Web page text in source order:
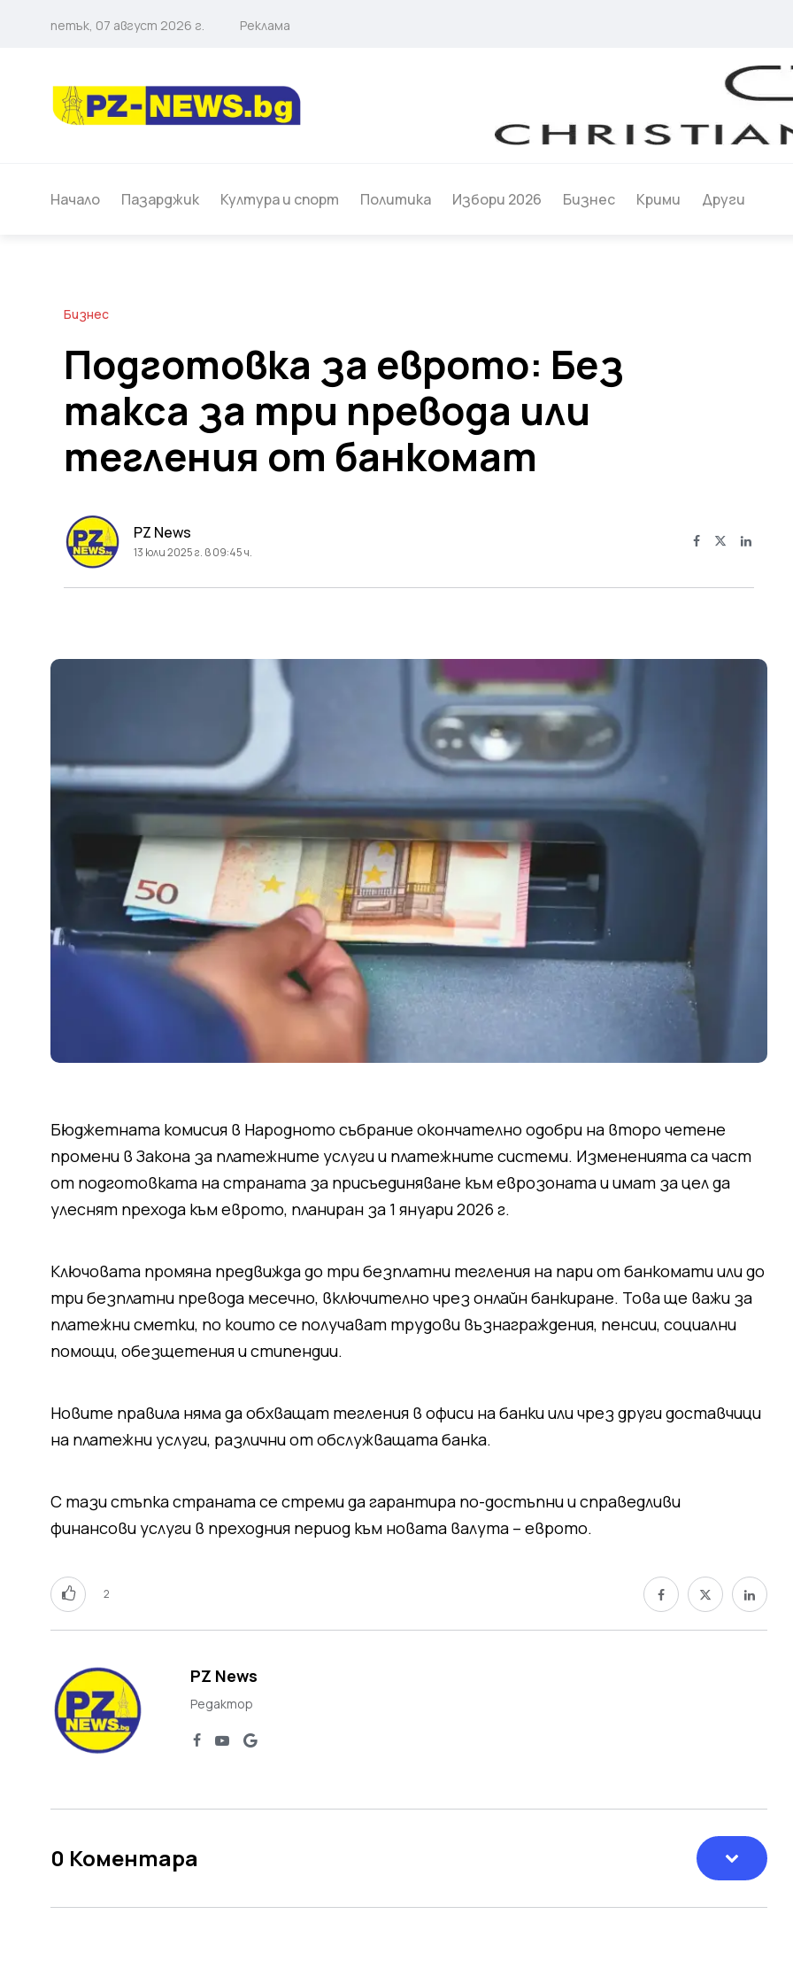
петък, 07 август 2026 г. Реклама
Начало Пазарджик Култура и спорт Политика Избори 2026 Бизнес Крими Други
Бизнес
Подготовка за еврото: Без
такса за три превода или
тегления от банкомат
PZ News
13 юли 2025 г. в 09:45 ч.
Бюджетната комисия в Народното събрание окончателно одобри на второ четене
промени в Закона за платежните услуги и платежните системи. Измененията са част
от подготовката на страната за присъединяване към еврозоната и имат за цел да
улеснят прехода към еврото, планиран за 1 януари 2026 г.
Ключовата промяна предвижда до три безплатни тегления на пари от банкомати или до
три безплатни превода месечно, включително чрез онлайн банкиране. Това ще важи за
платежни сметки, по които се получават трудови възнаграждения, пенсии, социални
помощи, обезщетения и стипендии.
Новите правила няма да обхващат тегления в офиси на банки или чрез други доставчици
на платежни услуги, различни от обслужващата банка.
С тази стъпка страната се стреми да гарантира по-достъпни и справедливи
финансови услуги в преходния период към новата валута – еврото.
2
PZ News
Редактор
0 Коментара